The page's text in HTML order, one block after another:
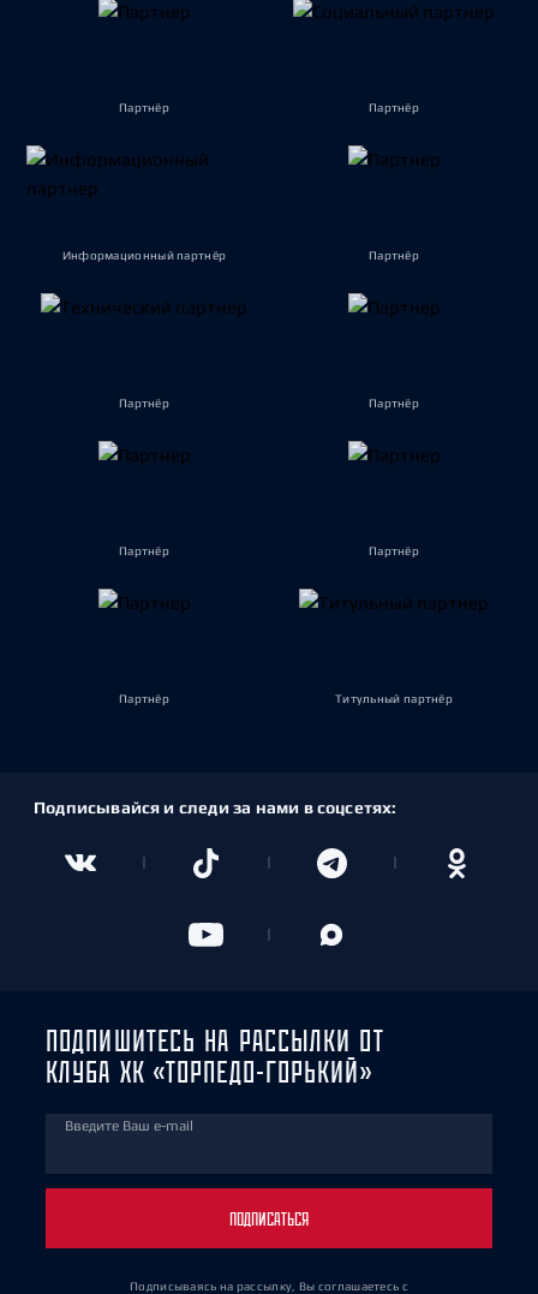
Партнёр Партнёр
Информационный партнёр Партнёр
Партнёр Партнёр
Партнёр Партнёр
Партнёр Титульный партнёр
Подписывайся и следи за нами в соцсетях:
ПОДПИШИТЕСЬ НА РАССЫЛКИ ОТ
КЛУБА ХК «ТОРПЕДО-ГОРЬКИЙ»
Введите Ваш e-mail
ПОДПИСАТЬСЯ
Подписываясь на рассылку, Вы соглашаетесь с